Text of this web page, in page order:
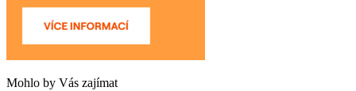
Mohlo by Vás zajímat